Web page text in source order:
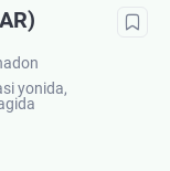
yonida,